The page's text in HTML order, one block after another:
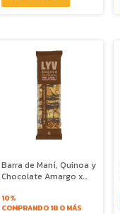
Barra de Maní, Quinoa y
Chocolate Amargo x
10%
COMPRANDO 18 O MÁS